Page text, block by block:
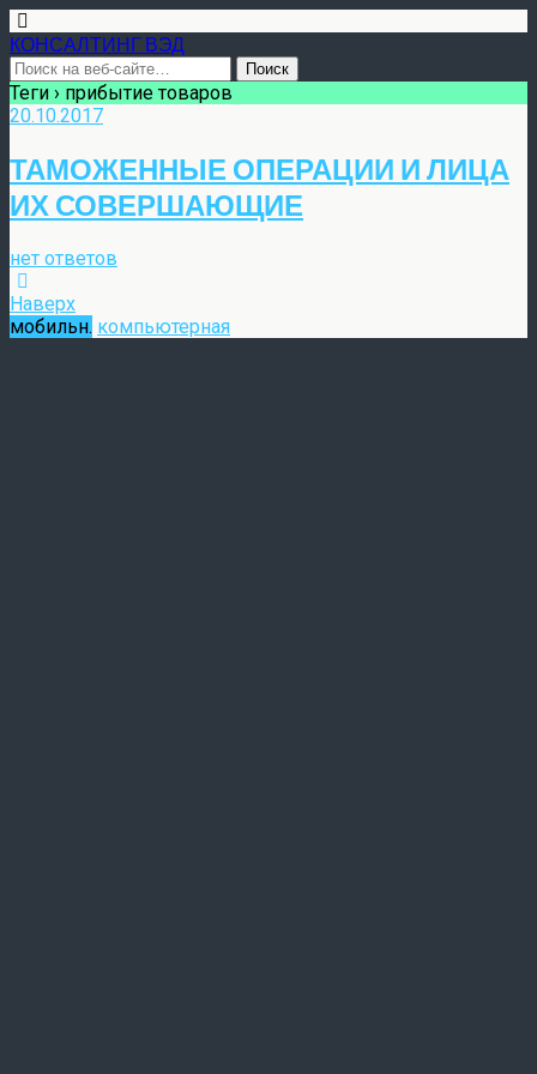
КОНСАЛТИНГ ВЭД
Теги › прибытие товаров
20.10.2017
ТАМОЖЕННЫЕ ОПЕРАЦИИ И ЛИЦА
ИХ СОВЕРШАЮЩИЕ
нет ответов
Наверх
мобильн. компьютерная